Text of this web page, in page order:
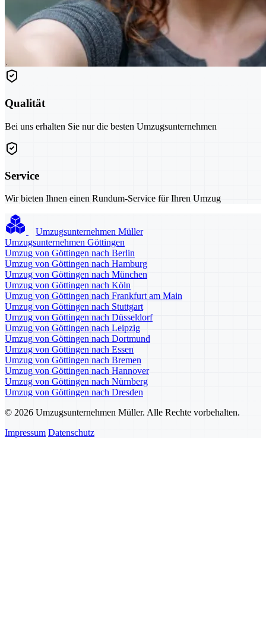
Qualität
Bei uns erhalten Sie nur die besten Umzugsunternehmen
Service
Wir bieten Ihnen einen Rundum-Service für Ihren Umzug
Umzugsunternehmen Müller
Umzugsunternehmen Göttingen
Umzug von Göttingen nach Berlin
Umzug von Göttingen nach Hamburg
Umzug von Göttingen nach München
Umzug von Göttingen nach Köln
Umzug von Göttingen nach Frankfurt am Main
Umzug von Göttingen nach Stuttgart
Umzug von Göttingen nach Düsseldorf
Umzug von Göttingen nach Leipzig
Umzug von Göttingen nach Dortmund
Umzug von Göttingen nach Essen
Umzug von Göttingen nach Bremen
Umzug von Göttingen nach Hannover
Umzug von Göttingen nach Nürnberg
Umzug von Göttingen nach Dresden
© 2026 Umzugsunternehmen Müller. Alle Rechte vorbehalten.
Impressum Datenschutz